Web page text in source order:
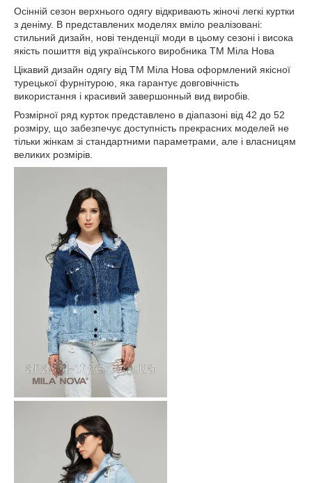
Осінній сезон верхнього одягу відкривають жіночі легкі куртки
з деніму. В представлених моделях вміло реалізовані:
стильний дизайн, нові тенденції моди в цьому сезоні і висока
якість пошиття від українського виробника ТМ Міла Нова
Цікавий дизайн одягу від ТМ Міла Нова оформлений якісної
турецької фурнітурою, яка гарантує довговічність
використання і красивий завершонный вид виробів.
Розмірної ряд курток представлено в діапазоні від 42 до 52
розміру, що забезпечує доступність прекрасних моделей не
тільки жінкам зі стандартними параметрами, але і власницям
великих розмірів.